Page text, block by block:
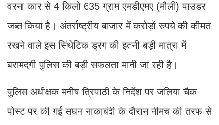
वरना कार से 4 किलो 635 ग्राम एमडीएमए (मौली) पाउडर
जब्त किया है। अंतर्राष्ट्रीय बाजार में करोड़ों रुपये की कीमत
रखने वाले इस सिंथेटिक ड्रग की इतनी बड़ी मात्रा में
बरामदगी पुलिस की बड़ी सफलता मानी जा रही है।
पुलिस अधीक्षक मनीष त्रिपाठी के निर्देश पर जलिया चैक
पोस्ट पर की गई सघन नाकाबंदी के दौरान नीमच की तरफ से